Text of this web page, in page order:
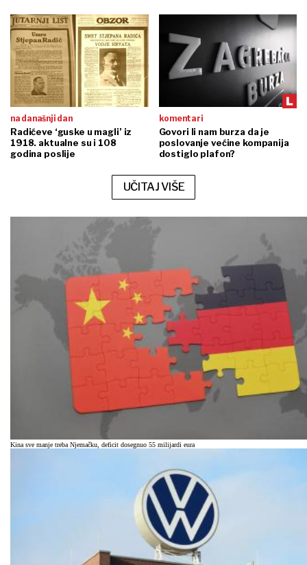
na današnji dan
Radićeve ‘guske u magli’ iz
1918. aktualne su i 108
godina poslije
komentari
Govori li nam burza da je
poslovanje većine kompanija
dostiglo plafon?
UČITAJ VIŠE
Kina sve manje treba Njemačku, deficit dosegnuo 55 milijardi eura